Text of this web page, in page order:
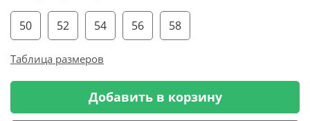
50 52 54 56 58
Таблица размеров
Добавить в корзину